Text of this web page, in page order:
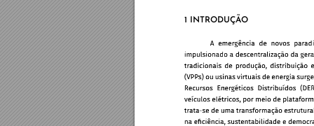
1 INTRODUÇÃO